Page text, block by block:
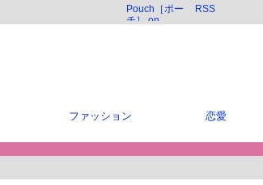
Pouch［ポー
チ］ on
RSS
ファッション 恋愛